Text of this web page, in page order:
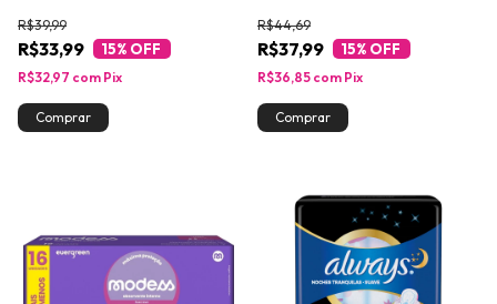
R$33,99
R$39,99
15% OFF
R$32,97 com Pix
R$37,99
R$44,69
15% OFF
R$36,85 com Pix